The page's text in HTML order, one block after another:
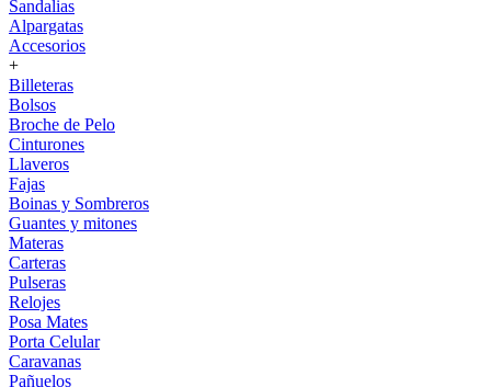
Sandalias
Alpargatas
Accesorios
+
Billeteras
Bolsos
Broche de Pelo
Cinturones
Llaveros
Fajas
Boinas y Sombreros
Guantes y mitones
Materas
Carteras
Pulseras
Relojes
Posa Mates
Porta Celular
Caravanas
Pañuelos